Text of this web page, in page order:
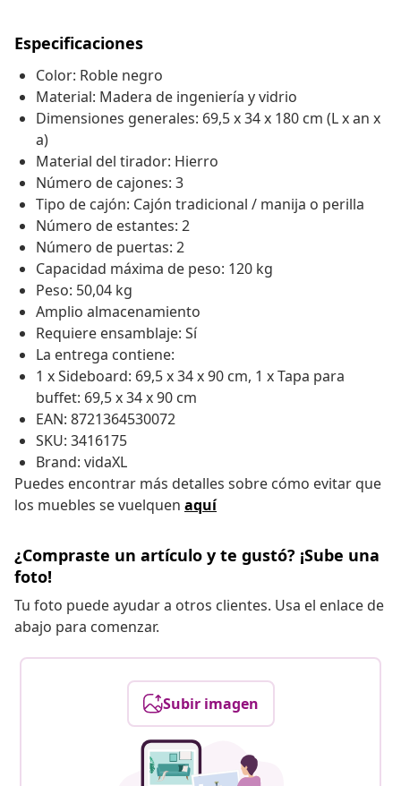
Especificaciones
Color: Roble negro
Material: Madera de ingeniería y vidrio
Dimensiones generales: 69,5 x 34 x 180 cm (L x an x
a)
Material del tirador: Hierro
Número de cajones: 3
Tipo de cajón: Cajón tradicional / manija o perilla
Número de estantes: 2
Número de puertas: 2
Capacidad máxima de peso: 120 kg
Peso: 50,04 kg
Amplio almacenamiento
Requiere ensamblaje: Sí
La entrega contiene:
1 x Sideboard: 69,5 x 34 x 90 cm, 1 x Tapa para
buffet: 69,5 x 34 x 90 cm
EAN: 8721364530072
SKU: 3416175
Brand: vidaXL
Puedes encontrar más detalles sobre cómo evitar que
los muebles se vuelquen aquí
¿Compraste un artículo y te gustó? ¡Sube una
foto!
Tu foto puede ayudar a otros clientes. Usa el enlace de
abajo para comenzar.
Subir imagen